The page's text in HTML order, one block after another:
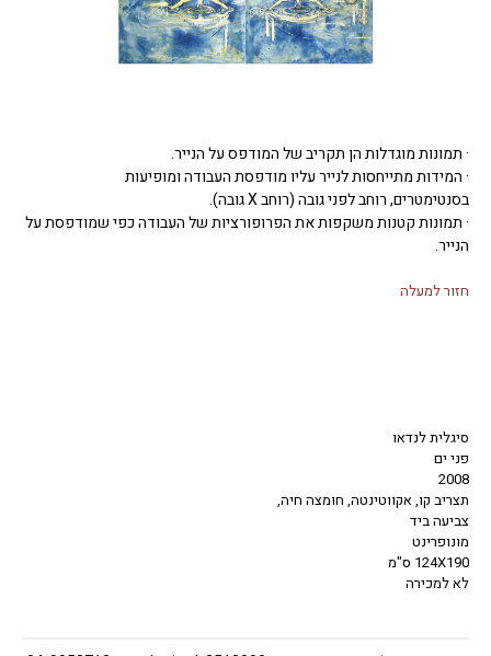
· תמונות מוגדלות הן תקריב של המודפס על הנייר.
· המידות מתייחסות לנייר עליו מודפסת העבודה ומופיעות
בסנטימטרים, רוחב לפני גובה (רוחב X גובה).
· תמונות קטנות משקפות את הפרופורציות של העבודה כפי שמודפסת על
הנייר.
חזור למעלה
סיגלית לנדאו
פני ים
2008
תצריב קו, אקווטינטה, חומצה חיה,
צביעה ביד
מונופרינט
124X190 ס"מ
לא למכירה